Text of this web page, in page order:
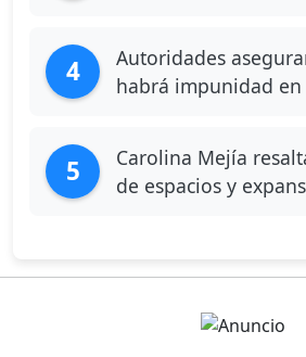
4
Autoridades
habrá impunidad en
5
Carolina Mejía
de espacios y